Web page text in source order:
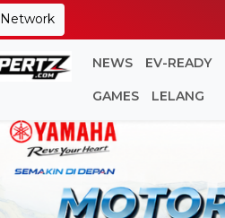
Network
NEWS EV-READY
GAMES LELANG